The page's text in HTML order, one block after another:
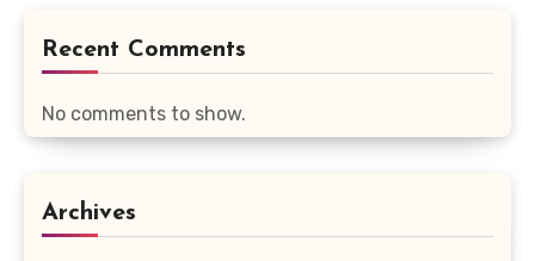
Recent Comments
No comments to show.
Archives